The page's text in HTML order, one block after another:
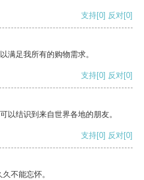
支持[0] 反对[0]
满足我所有的购物需求。
支持[0] 反对[0]
以结识到来自世界各地的朋友。
支持[0] 反对[0]
不能忘怀。